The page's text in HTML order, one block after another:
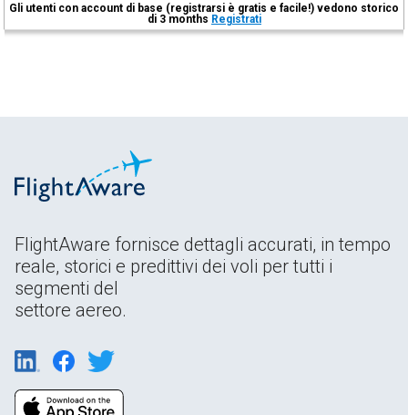
Gli utenti con account di base (registrarsi è gratis e facile!) vedono storico
di 3 months Registrati
FlightAware fornisce dettagli accurati, in tempo
reale, storici e predittivi dei voli per tutti i
segmenti del
settore aereo.